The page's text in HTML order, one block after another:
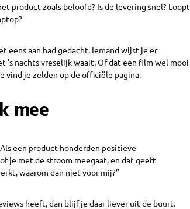
product zoals beloofd? Is de levering snel? Loopt
eens aan had gedacht. Iemand wijst je er
’s nachts vreselijk waait. Of dat een film wel mooi
vind je zelden op de officiële pagina.
mee
een product honderden positieve
je met de stroom meegaat, en dat geeft
waarom dan niet voor mij?”
heeft, dan blijf je daar liever uit de buurt.